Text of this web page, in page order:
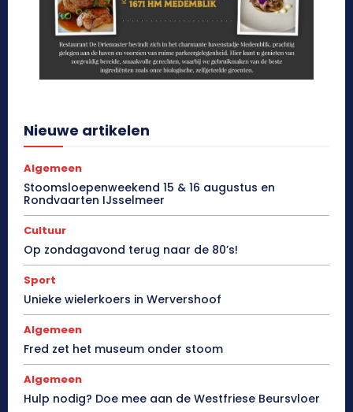
Nieuwe artikelen
Algemeen
Stoomsloepenweekend 15 & 16 augustus en
Rondvaarten IJsselmeer
Cultuur
Op zondagavond terug naar de 80’s!
Sport
Unieke wielerkoers in Wervershoof
Algemeen
Fred zet het museum onder stoom
Algemeen
Hulp nodig? Doe mee aan de Westfriese Beursvloer